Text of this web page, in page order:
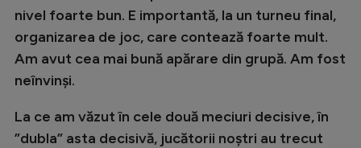
nivel foarte bun. E importantă, la un turneu final,
organizarea de joc, care contează foarte mult.
Am avut cea mai bună apărare din grupă. Am fost
neînvinși.
La ce am văzut în cele două meciuri decisive, în
”dubla” asta decisivă, jucătorii noștri au trecut